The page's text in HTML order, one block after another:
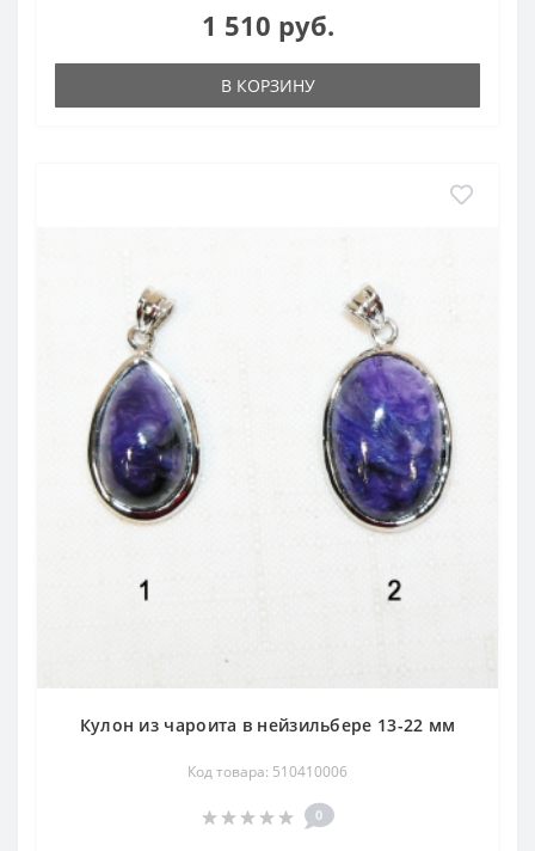
1 510 руб.
В КОРЗИНУ
Кулон из чароита в нейзильбере 13-22 мм
Код товара: 510410006
0